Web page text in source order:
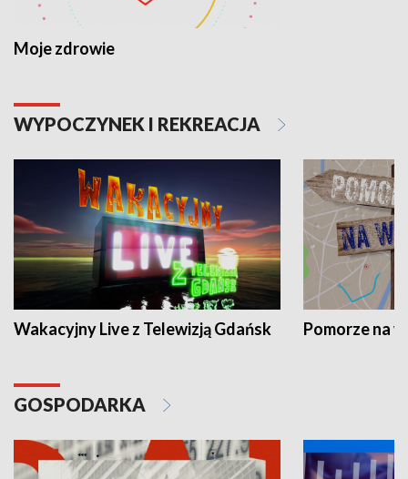
Moje zdrowie
WYPOCZYNEK I REKREACJA
Wakacyjny Live z Telewizją Gdańsk Pomorze na
GOSPODARKA